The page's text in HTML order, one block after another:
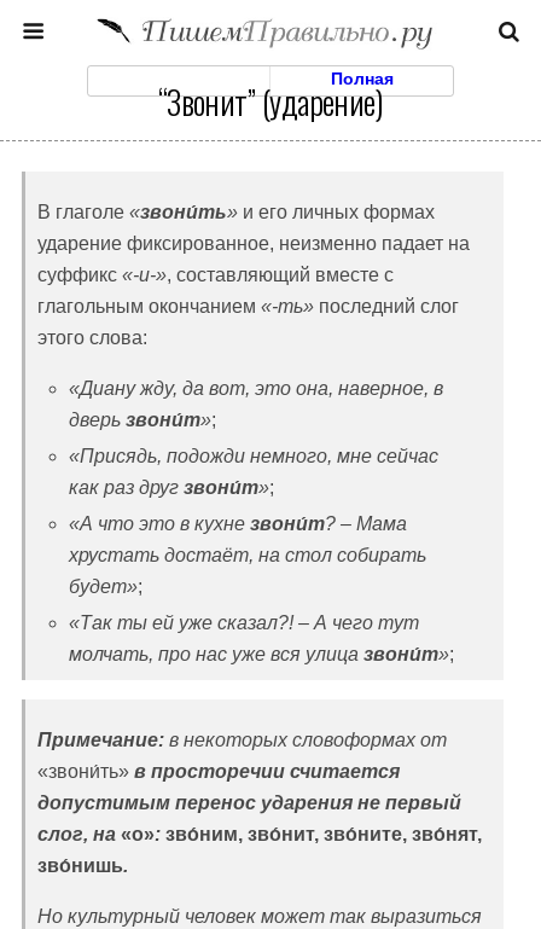
Полная
“Звонит” (ударение)
В глаголе «звони́ть» и его личных формах
ударение фиксированное, неизменно падает на
суффикс «-и-», составляющий вместе с
глагольным окончанием «-ть» последний слог
этого слова:
«Диану жду, да вот, это она, наверное, в
дверь звони́т»;
«Присядь, подожди немного, мне сейчас
как раз друг звони́т»;
«А что это в кухне звони́т? – Мама
хрустать достаёт, на стол собирать
будет»;
«Так ты ей уже сказал?! – А чего тут
молчать, про нас уже вся улица звони́т»;
Примечание: в некоторых словоформах от
«звони́ть» в просторечии считается
допустимым перенос ударения не первый
слог, на «о»: зво́ним, зво́нит, зво́ните, зво́нят,
зво́нишь.
Но культурный человек может так выразиться